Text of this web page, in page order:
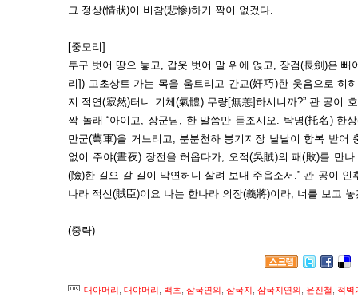
그 정상(情狀)이 비참(悲慘)하기 짝이 없겄다.
[중모리]
투구 벗어 땅으 놓고, 갑옷 벗어 말 위에 얹고, 장검(長劍)은 빼
리]) 고초상토 가는 목을 움트리고 간교(奸巧)한 웃음으로 히
지 적연(寂然)터니 기체(氣體) 무량[無恙]하시니까?” 관 공이
짝 놀래 “아이고, 장군님, 한 말씀만 듣조시오. 탁명(托名) 한
만군(萬軍)을 거느리고, 분분천하 봉기지장 낱낱이 항복 받어
없이 주야(晝夜) 장전을 허옵다가, 오적(吳賊)의 패(敗)를 만
(險)한 길으 갈 길이 막연허니 살려 보내 주옵소서.” 관 공이 인
나라 적신(賊臣)이요 나는 한나라 의장(義將)이라, 너를 보고
(중략)
대아머리 대야머리 백초 삼국연의 삼국지 삼국지연의 윤진철
적벽